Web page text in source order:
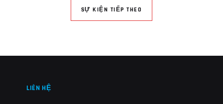
SỰ KIỆN TIẾP THEO
LIÊN HỆ